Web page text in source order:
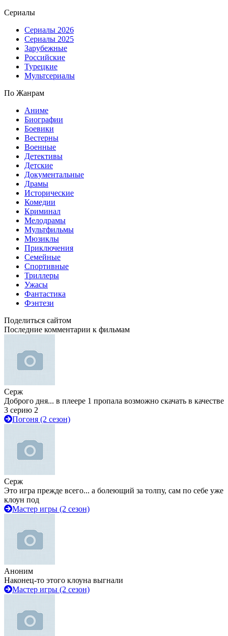
Сериалы
Сериалы 2026
Сериалы 2025
Зарубежные
Российские
Турецкие
Мультсериалы
По Жанрам
Аниме
Биографии
Боевики
Вестерны
Военные
Детективы
Детские
Документальные
Драмы
Исторические
Комедии
Криминал
Мелодрамы
Мультфильмы
Мюзиклы
Приключения
Семейные
Спортивные
Триллеры
Ужасы
Фантастика
Фэнтези
Поделиться сайтом
Последние комментарии к фильмам
Серж
Доброго дня... в плеере 1 пропала возможно скачать в качестве
3 серию 2
Погоня (2 сезон)
Серж
Это игра прежде всего... а болеющий за толпу, сам по себе уже
клоун под
Мастер игры (2 сезон)
Аноним
Наконец-то этого клоуна выгнали
Мастер игры (2 сезон)